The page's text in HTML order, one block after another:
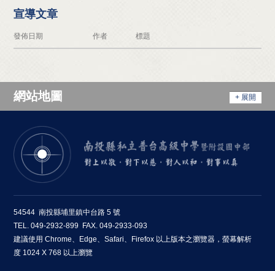
宣導文章
發佈日期 作者 標題
網站地圖 + 展開
54544 南投縣埔里鎮中台路 5 號
TEL. 049-2932-899 FAX. 049-2933-093
建議使用 Chrome、Edge、Safari、Firefox 以上版本之瀏覽器，螢幕解析
度 1024 X 768 以上瀏覽